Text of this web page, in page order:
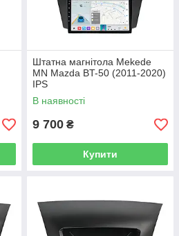
Штатна магнітола Mekede
MN Mazda BT-50 (2011-2020)
IPS
В наявності
9 700 ₴
Купити